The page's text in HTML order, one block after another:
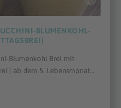
BLUMENKOHL-
Blumenkohl Brei mit
| ab dem 5. Lebensmonat...